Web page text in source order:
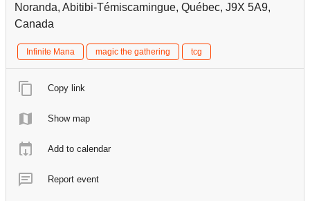
Noranda, Abitibi-Témiscamingue, Québec, J9X 5A9,
Canada
Infinite Mana magic the gathering tcg
Copy link
Show map
Add to calendar
Report event